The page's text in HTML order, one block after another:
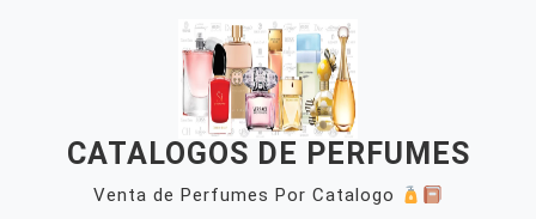
CATALOGOS DE PERFUMES
Venta de Perfumes Por Catalogo